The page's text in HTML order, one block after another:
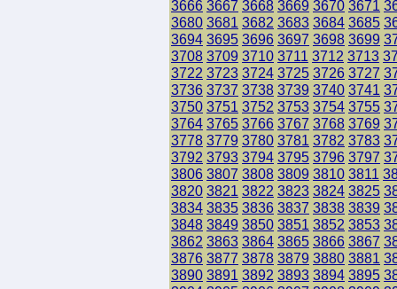
3666 3667 3668 3669 3670 3671
3680 3681 3682 3683 3684 3685
3694 3695 3696 3697 3698 3699
3708 3709 3710 3711 3712 3713
3722 3723 3724 3725 3726 3727
3736 3737 3738 3739 3740 3741
3750 3751 3752 3753 3754 3755
3764 3765 3766 3767 3768 3769
3778 3779 3780 3781 3782 3783
3792 3793 3794 3795 3796 3797
3806 3807 3808 3809 3810 3811
3820 3821 3822 3823 3824 3825
3834 3835 3836 3837 3838 3839
3848 3849 3850 3851 3852 3853
3862 3863 3864 3865 3866 3867
3876 3877 3878 3879 3880 3881
3890 3891 3892 3893 3894 3895